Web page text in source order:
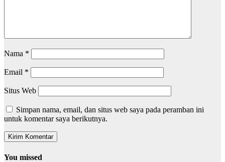
Nama *
Email *
Situs Web
Simpan nama, email, dan situs web saya pada peramban ini
untuk komentar saya berikutnya.
You missed